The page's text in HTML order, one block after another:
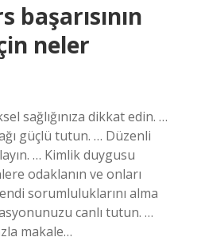
başarısının
neler
sağlığınıza dikkat edin. …
güçlü tutun. … Düzenli
… Kimlik duygusu
odaklanın ve onları
sorumluluklarını alma
canlı tutun. …
makale…